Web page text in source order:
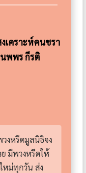
เคราะห์คนชรา
พพร กีรติ
งหรีดมูลนิธิจง
มีพวงหรีดให้
หม่ทุกวัน ส่ง